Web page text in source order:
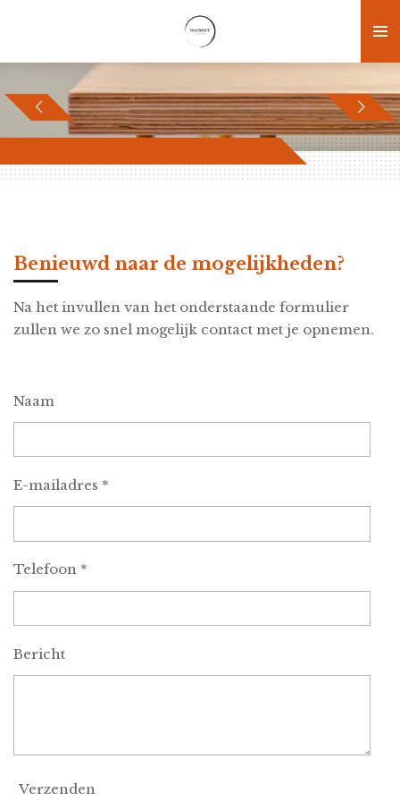
naar
hoofdinhoud
Benieuwd naar de mogelijkheden?
Na het invullen van het onderstaande formulier
zullen we zo snel mogelijk contact met je opnemen.
Naam
E-mailadres *
Telefoon *
Bericht
Verzenden